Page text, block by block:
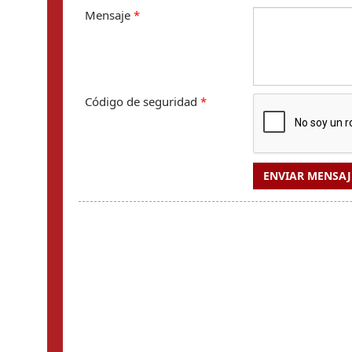
Mensaje *
Código de seguridad *
ENVIAR